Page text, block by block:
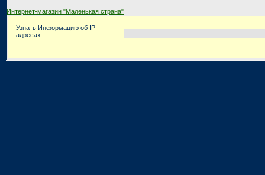
Интернет-магазин "Маленькая страна"
Узнать Информацию об IP-
адресах: